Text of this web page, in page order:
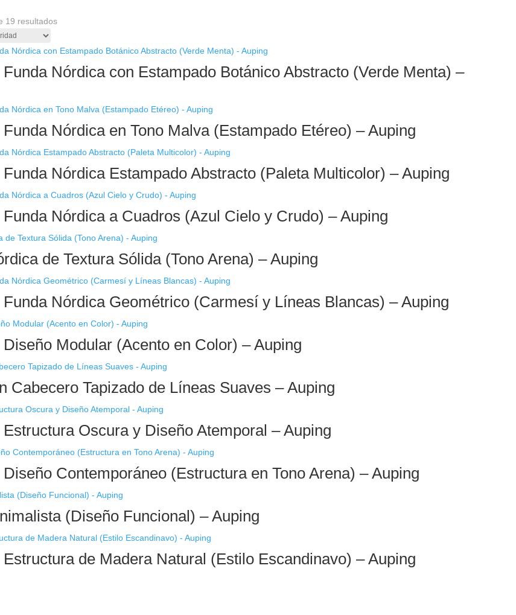
19 resultadosOrdenado
popularidad
Nórdica con Estampado Botánico Abstracto (Verde Menta) –
Nórdica en Tono Malva (Estampado Etéreo) – Auping
Nórdica Estampado Abstracto (Paleta Multicolor) – Auping
Nórdica a Cuadros (Azul Cielo y Crudo) – Auping
de Textura Sólida (Tono Arena) – Auping
Nórdica Geométrico (Carmesí y Líneas Blancas) – Auping
Modular (Acento en Color) – Auping
Cabecero Tapizado de Líneas Suaves – Auping
Oscura y Diseño Atemporal – Auping
Contemporáneo (Estructura en Tono Arena) – Auping
(Diseño Funcional) – Auping
de Madera Natural (Estilo Escandinavo) – Auping